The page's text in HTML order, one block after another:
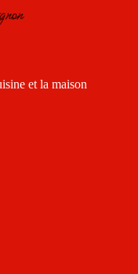
et la maison